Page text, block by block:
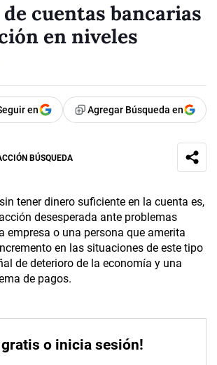
cuentas bancarias
en niveles
en Agregar Búsqueda en
BÚSQUEDA
tener dinero suficiente en la cuenta es,
desesperada ante problemas
empresa o una persona que amerita
en las situaciones de este tipo
de deterioro de la economía y una
de pagos.
gratis o inicia sesión!